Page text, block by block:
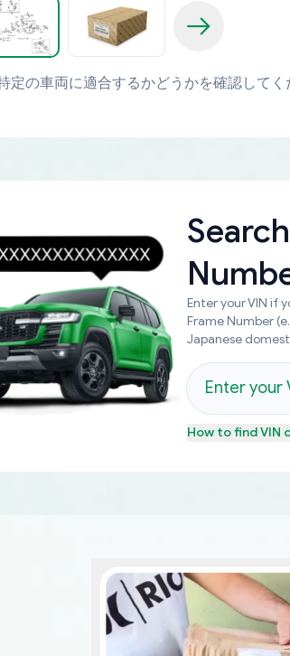
定の車両に適合するかどうかを確認してく
Enter your VIN if
Frame Number
Japanese
How to findVIN